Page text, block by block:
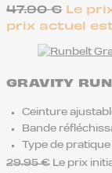
47.90€ Le
prix actuel
GRAVITY
Ceinture
Bande
Type de
29.95€ Le prix